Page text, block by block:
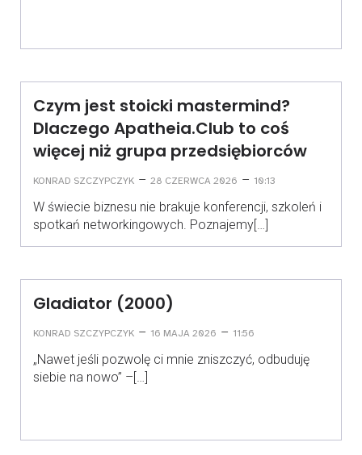
Czym jest stoicki mastermind?
Dlaczego Apatheia.Club to coś
więcej niż grupa przedsiębiorców
KONRAD SZCZYPCZYK – 28 CZERWCA 2026 – 10:13
W świecie biznesu nie brakuje konferencji, szkoleń i
spotkań networkingowych. Poznajemy[…]
Gladiator (2000)
KONRAD SZCZYPCZYK – 16 MAJA 2026 – 11:56
„Nawet jeśli pozwolę ci mnie zniszczyć, odbuduję
siebie na nowo” –[…]